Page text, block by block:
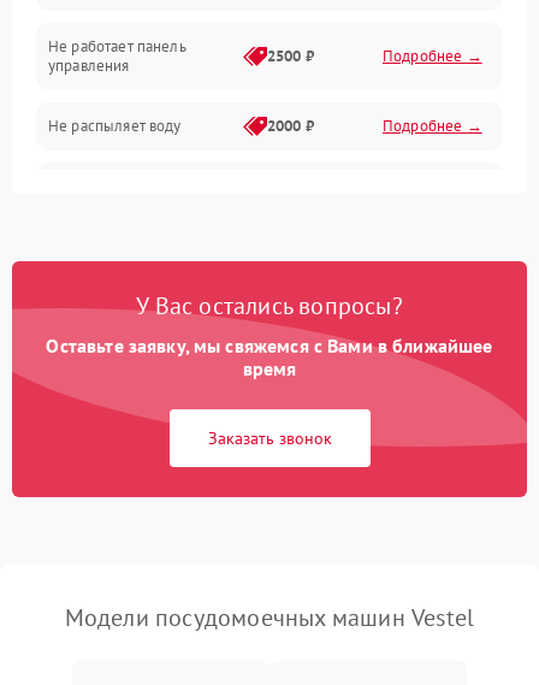
Гигиена
Программное обеспечение
Не работает панель
управления
2500 ₽ Подробнее →
Не распыляет воду 2000 ₽ Подробнее →
Проблемы с набором
Не работает сушилка 2100 ₽ Подробнее →
Сбои в работе таймера 1700 ₽
У Вас остались вопросы?
Оставьте заявку, мы свяжемся с Вами в ближайшее
время
Заказать звонок
Модели посудомоечных машин Vestel